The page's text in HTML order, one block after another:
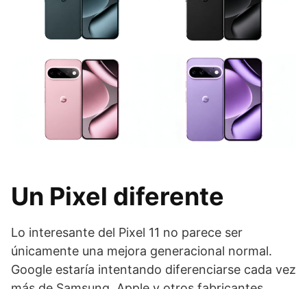
Un Pixel diferente
Lo interesante del Pixel 11 no parece ser
únicamente una mejora generacional normal.
Google estaría intentando diferenciarse cada vez